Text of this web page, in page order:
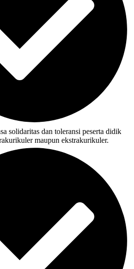
solidaritas dan toleransi peserta didik
maupun ekstrakurikuler.